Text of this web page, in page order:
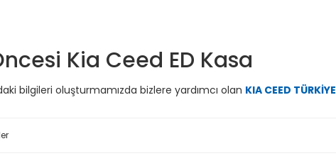
Kia Ceed ED Kasa
bilgileri oluşturmamızda bizlere yardımcı olan KIA CEED TÜRKİYE